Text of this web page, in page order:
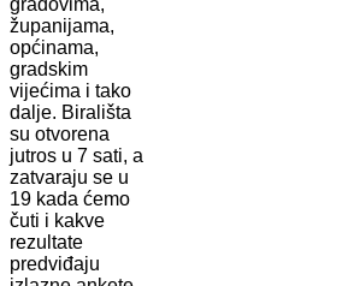
županijama,
općinama,
gradskim
vijećima i tako
dalje. Birališta
su otvorena
jutros u 7 sati, a
zatvaraju se u
19 kada ćemo
čuti i kakve
rezultate
predviđaju